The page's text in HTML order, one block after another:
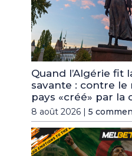
Quand l’Algérie fit
savante : contre le
pays «créé» par la
8 août 2026 | 5